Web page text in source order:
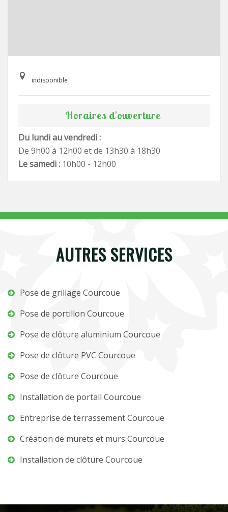
indisponible
Horaires d'ouverture
Du lundi au vendredi :
De 9h00 à 12h00 et de 13h30 à 18h30
Le samedi : 10h00 - 12h00
AUTRES SERVICES
Pose de grillage Courcoue
Pose de portillon Courcoue
Pose de clôture aluminium Courcoue
Pose de clôture PVC Courcoue
Pose de clôture Courcoue
Installation de portail Courcoue
Entreprise de terrassement Courcoue
Création de murets et murs Courcoue
Installation de clôture Courcoue